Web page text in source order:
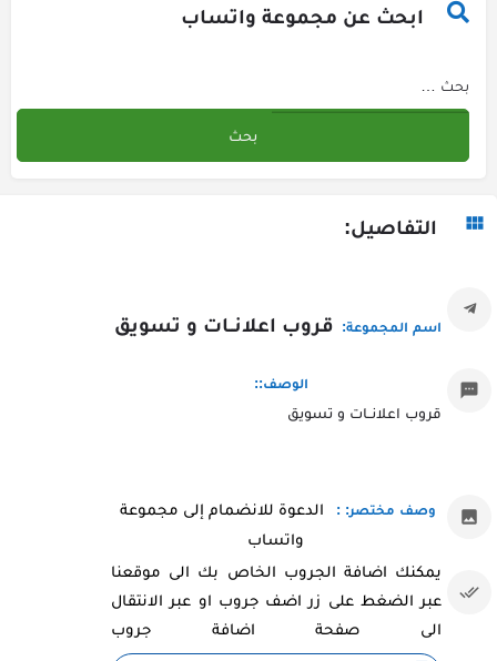
ابحث عن مجموعة واتساب
التفاصيل:
اسم المجموعة: قروب اعلانــات و تسويق
الوصف::
قروب اعلانــات و تسويق
وصف مختصر: :
الدعوة للانضمام إلى مجموعة
واتساب
يمكنك اضافة الجروب الخاص بك الى موقعنا
عبر الضغط على زر اضف جروب او عبر الانتقال
الى صفحة اضافة جروب